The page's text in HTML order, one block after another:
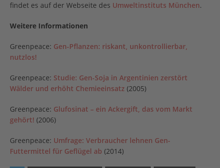
findet es auf der Webseite des Umweltinstituts München.
Weitere Informationen
Greenpeace: Gen-Pflanzen: riskant, unkontrollierbar,
nutzlos!
Greenpeace: Studie: Gen-Soja in Argentinien zerstört
Wälder und erhöht Chemieeinsatz (2005)
Greenpeace: Glufosinat – ein Ackergift, das vom Markt
gehört! (2006)
Greenpeace: Umfrage: Verbraucher lehnen Gen-
Futtermittel für Geflügel ab (2014)